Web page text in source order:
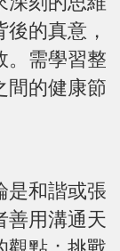
的真意，
。需學習整
間的健康節
是和諧或張
善用溝通天